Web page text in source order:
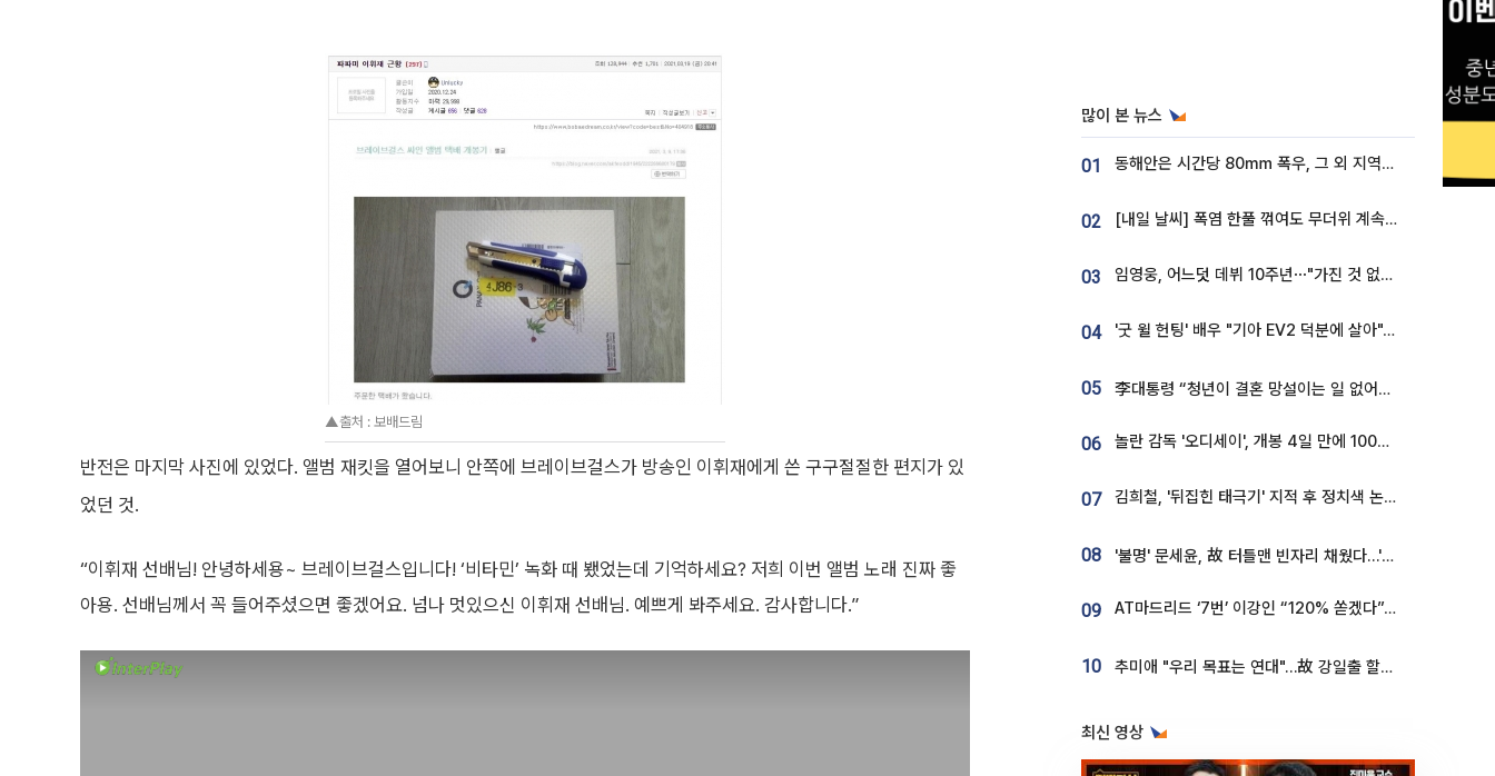
▲출처 : 보배드림
반전은 마지막 사진에 있었다. 앨범 재킷을 열어보니 안쪽에 브레이브걸스가 방송인 이휘재에게 쓴 구구절절한 편지가 있
었던 것.
“이휘재 선배님! 안녕하세용~ 브레이브걸스입니다! ‘비타민’ 녹화 때 뵀었는데 기억하세요? 저희 이번 앨범 노래 진짜 좋
아용. 선배님께서 꼭 들어주셨으면 좋겠어요. 넘나 멋있으신 이휘재 선배님. 예쁘게 봐주세요. 감사합니다.”
많이 본 뉴스
01 동해안은 시간당 80㎜ 폭우, 그 외 지역은 폭염…‘극과 극 날씨’
02 [내일 날씨] 폭염 한풀 꺾여도 무더위 계속⋯동해안 이틀 연속 비
03 임영웅, 어느덧 데뷔 10주년⋯"가진 것 없던 시절, 내 앞엔 20명의 팬뿐"
04 '굿 윌 헌팅' 배우 "기아 EV2 덕분에 살아"…교통사고 후 안전성 극찬
05 李대통령 “청년이 결혼 망설이는 일 없어야...제도상 불이익 조사”
06 놀란 감독 '오디세이', 개봉 4일 만에 100만 돌파⋯'왕사남' 보다 빠르다
07 김희철, '뒤집힌 태극기' 지적 후 정치색 논란…"좌우 떠나 우리나라 국기"
08 '불명' 문세윤, 故 터틀맨 빈자리 채웠다…'거북이' 눈물의 최종 우승
09 AT마드리드 ‘7번’ 이강인 “120% 쏟겠다”⋯시메오네 감독 “필요한 선수”
10 추미애 "우리 목표는 연대"…故 강일출 할머니 흉상 제막
최신 영상